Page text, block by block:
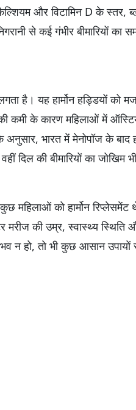
और विटामिन D के
से कई गंभीर बीमारियों का
है। यह हार्मोन हड्डियों
कमी के कारण महिलाओं में
अनुसार, भारत में मेनोपॉज के
दिल की बीमारियों का जोखिम
को हार्मोन रिप्लेसमेंट
मरीज की उम्र, स्वास्थ्य स्थिति
न हो, तो भी कुछ आसान